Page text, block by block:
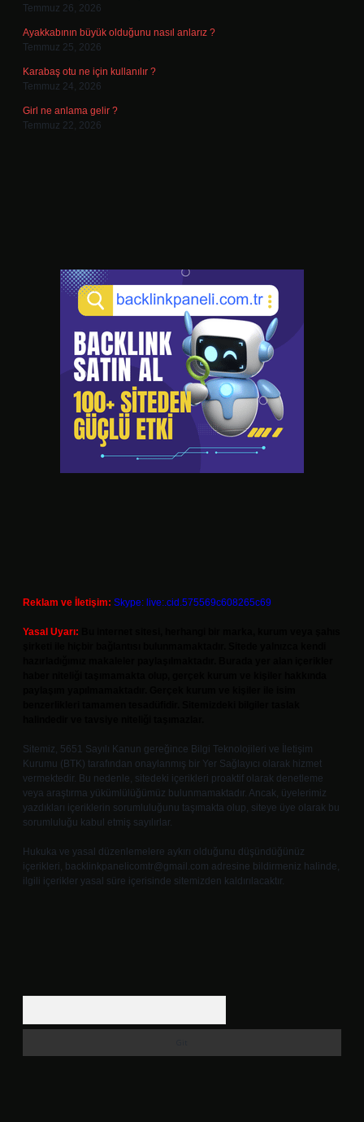
Temmuz 26, 2026
Ayakkabının büyük olduğunu nasıl anlarız ?
Temmuz 25, 2026
Karabaş otu ne için kullanılır ?
Temmuz 24, 2026
Girl ne anlama gelir ?
Temmuz 22, 2026
Reklam ve İletişim: Skype: live:.cid.575569c608265c69
Yasal Uyarı:
Sitemiz, 5651 Sayılı Kanun gereğince Bilgi Teknolojileri ve İletişim
Kurumu (BTK) tarafından onaylanmış bir Yer Sağlayıcı olarak hizmet
vermektedir. Bu nedenle, sitedeki içerikleri proaktif olarak denetleme
veya araştırma yükümlülüğümüz bulunmamaktadır. Ancak, üyelerimiz
yazdıkları içeriklerin sorumluluğunu taşımakta olup, siteye üye olarak bu
sorumluluğu kabul etmiş sayılırlar.
Hukuka ve yasal düzenlemelere aykırı olduğunu düşündüğünüz
içerikleri, backlinkpanelicomtr@gmail.com adresine bildirmeniz halinde,
ilgili içerikler yasal süre içerisinde sitemizden kaldırılacaktır.